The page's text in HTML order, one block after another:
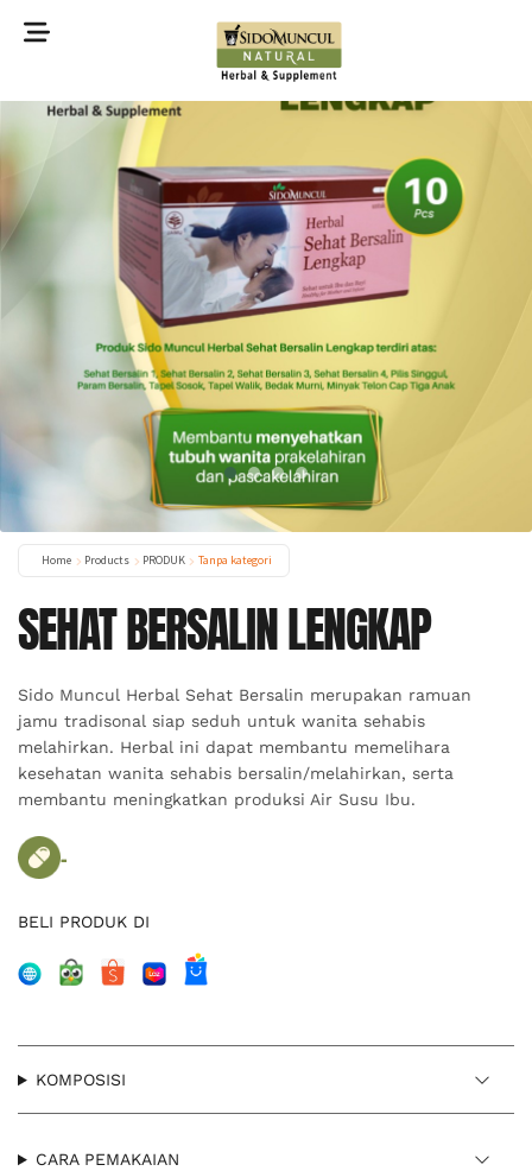
©2022 Sidomuncul Natural All right reserved
1 2 3 4
Home Products PRODUK Tanpa kategori
SEHAT BERSALIN LENGKAP
Sido Muncul Herbal Sehat Bersalin merupakan ramuan
jamu tradisonal siap seduh untuk wanita sehabis
melahirkan. Herbal ini dapat membantu memelihara
kesehatan wanita sehabis bersalin/melahirkan, serta
membantu meningkatkan produksi Air Susu Ibu.
-
BELI PRODUK DI
KOMPOSISI
CARA PEMAKAIAN